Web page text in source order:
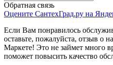
Обратная связь
Оцените СантехГрад.ру на
Если Вам понравилось
оставьте, пожалуйста, отзыв о
Маркете! Это не займет много
поможет повысить качество